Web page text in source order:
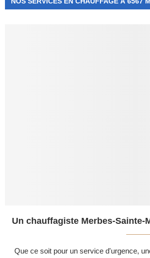
Un chauffagiste Merbes-
Que ce soit pour un service d'urgence,